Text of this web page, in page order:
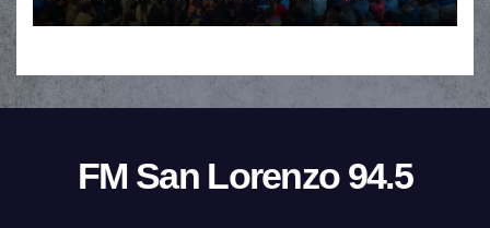
FM San Lorenzo 94.5